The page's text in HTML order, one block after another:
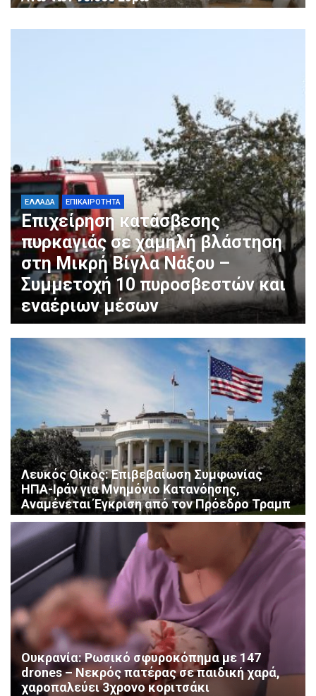
ΕΛΛΑΔΑ ΕΠΙΚΑΙΡΟΤΗΤΑ
Επιχείρηση κατάσβεσης
πυρκαγιάς σε χαμηλή βλάστηση
στη Μικρή Βίγλα Νάξου –
Συμμετοχή 10 πυροσβεστών και
εναέριων μέσων
Λευκός Οίκος: Επιβεβαίωση Συμφωνίας
ΗΠΑ-Ιράν για Μνημόνιο Κατανόησης,
Αναμένεται Έγκριση από τον Πρόεδρο Τραμπ
Ουκρανία: Ρωσικό σφυροκόπημα με 147
drones – Νεκρός πατέρας σε παιδική χαρά,
χαροπαλεύει 3χρονο κοριτσάκι